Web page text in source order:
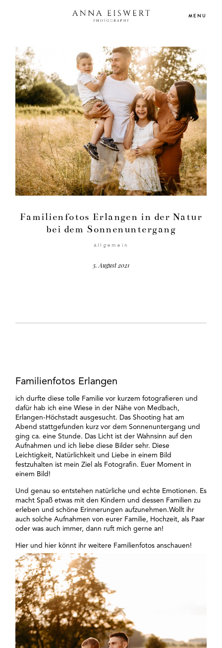
MENU
Familienfotos Erlangen in der Natur
bei dem Sonnenuntergang
Allgemein
3. August 2021
Familienfotos Erlangen
ich durfte diese tolle Familie vor kurzem fotografieren und
dafür hab ich eine Wiese in der Nähe von Medbach,
Erlangen-Höchstadt ausgesucht. Das Shooting hat am
Abend stattgefunden kurz vor dem Sonnenuntergang und
ging ca. eine Stunde. Das Licht ist der Wahnsinn auf den
Aufnahmen und ich liebe diese Bilder sehr. Diese
Leichtigkeit, Natürlichkeit und Liebe in einem Bild
festzuhalten ist mein Ziel als Fotografin. Euer Moment in
einem Bild!
Und genau so entstehen natürliche und echte Emotionen. Es
macht Spaß etwas mit den Kindern und dessen Familien zu
erleben und schöne Erinnerungen aufzunehmen.Wollt ihr
auch solche Aufnahmen von eurer Familie, Hochzeit, als Paar
oder was auch immer, dann ruft mich gerne an!
Hier und hier könnt ihr weitere Familienfotos anschauen!
PORTFOLIO
HOCHZEITSREPORTAGEN
INFO/PREISE
BLOG